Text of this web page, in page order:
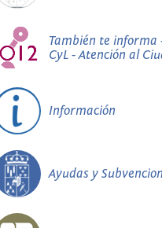
También te informa
CyL - Atención al
Información
Ayudas y